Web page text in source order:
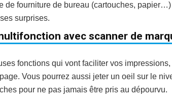
de fourniture de bureau (cartouches,
surprises.
avec scanner de
fonctions qui vont faciliter vos
Vous pourrez aussi jeter un oeil sur le
pour ne pas jamais être pris au dépourvu.